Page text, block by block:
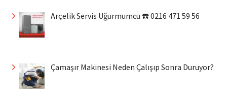
Arçelik Servis Uğurmumcu ☎️ 0216 471 59 56
Çamaşır Makinesi Neden Çalışıp Sonra Duruyor?